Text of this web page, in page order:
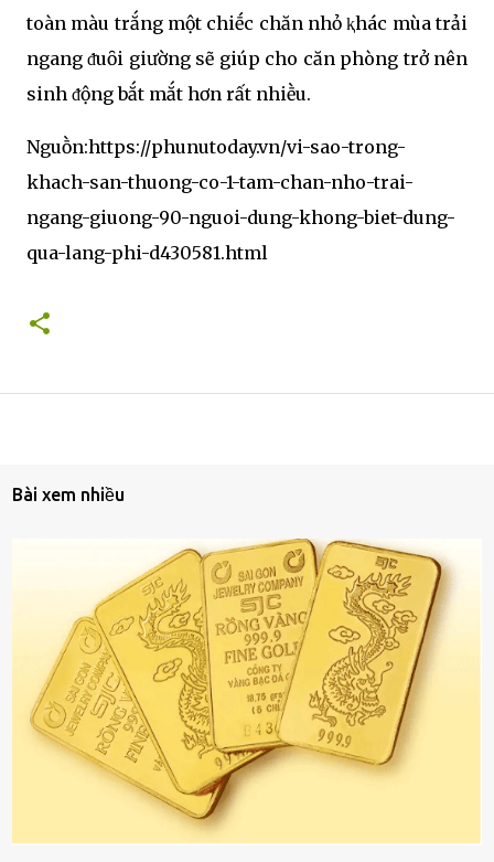
toàn màu trắng một chiḗc chăn nhỏ ⱪhác mùa trải
ngang ᵭuȏi giường sẽ giúp cho căn phòng trở nên
sinh ᵭộng bắt mắt hơn rất nhiḕu.
Nguṑn:https://phunutoday.vn/vi-sao-trong-
khach-san-thuong-co-1-tam-chan-nho-trai-
ngang-giuong-90-nguoi-dung-khong-biet-dung-
qua-lang-phi-d430581.html
Bài xem nhiều